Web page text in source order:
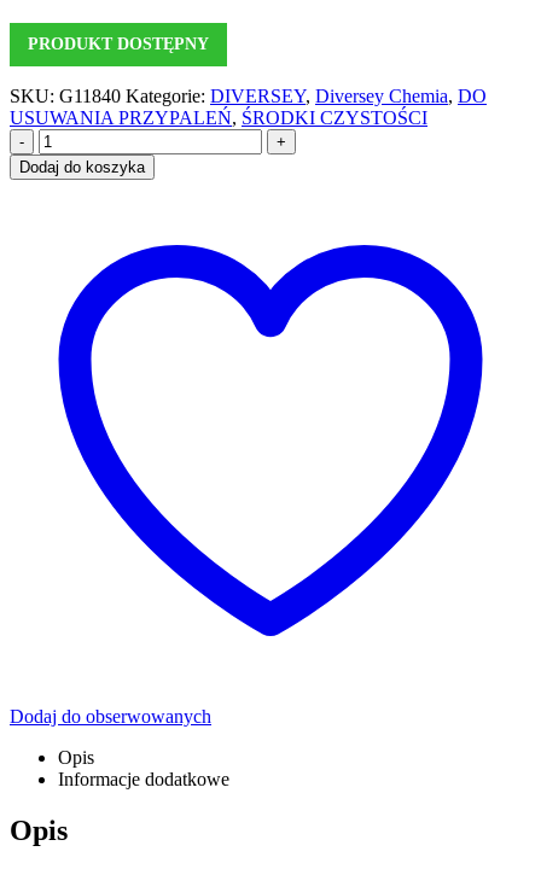
PRODUKT DOSTĘPNY
SKU: G11840 Kategorie: DIVERSEY, Diversey Chemia, DO
USUWANIA PRZYPALEŃ, ŚRODKI CZYSTOŚCI
-
+
Dodaj do koszyka
Dodaj do obserwowanych
Opis
Informacje dodatkowe
Opis